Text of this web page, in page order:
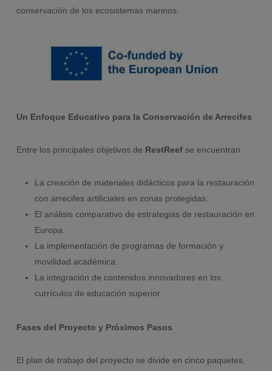
conservación de los ecosistemas marinos.
Un Enfoque Educativo para la Conservación de Arrecifes
Entre los principales objetivos de RestReefse encuentran:
La creación de materiales didácticos para la restauración
con arrecifes artificiales en zonas protegidas.
El análisis comparativo de estrategias de restauración en
Europa.
La implementación de programas de formación y
movilidad académica.
La integración de contenidos innovadores en los
currículos de educación superior.
Fases del Proyecto y Próximos Pasos
El plan de trabajo del proyecto se divide en cinco paquetes,